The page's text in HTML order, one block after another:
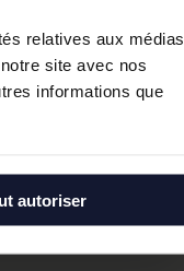
relatives aux médias
site avec nos
informations que
autoriser